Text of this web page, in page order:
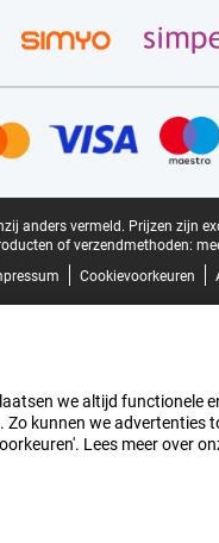
anders vermeld. Prijzen zijn
of verzendmethoden:
Cookievoorkeuren
we altijd functionele
kunnen we
Lees meer over